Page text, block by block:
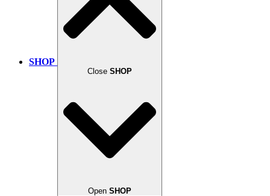
SHOP
Close SHOP
Open SHOP